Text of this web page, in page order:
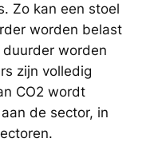
Zo kan een stoel
worden belast
worden
zijn volledig
CO2 wordt
de sector, in